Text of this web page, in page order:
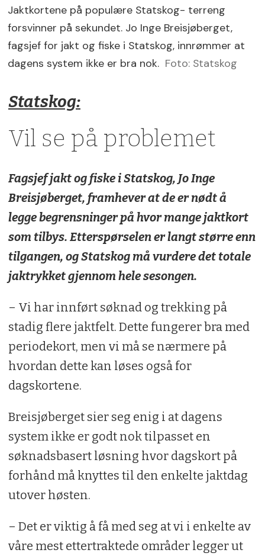
Jaktkortene på populære Statskog- terreng
forsvinner på sekundet. Jo Inge Breisjøberget,
fagsjef for jakt og fiske i Statskog, innrømmer at
dagens system ikke er bra nok. Foto: Statskog
Statskog:
Vil se på problemet
Fagsjef jakt og fiske i Statskog, Jo Inge
Breisjøberget, framhever at de er nødt å
legge begrensninger på hvor mange jaktkort
som tilbys. Etterspørselen er langt større enn
tilgangen, og Statskog må vurdere det totale
jaktrykket gjennom hele sesongen.
– Vi har innført søknad og trekking på
stadig flere jaktfelt. Dette fungerer bra med
periodekort, men vi må se nærmere på
hvordan dette kan løses også for
dagskortene.
Breisjøberget sier seg enig i at dagens
system ikke er godt nok tilpasset en
søknadsbasert løsning hvor dagskort på
forhånd må knyttes til den enkelte jaktdag
utover høsten.
– Det er viktig å få med seg at vi i enkelte av
våre mest ettertraktede områder legger ut